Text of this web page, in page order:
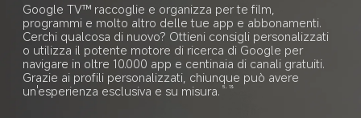
Google TV™ raccoglie e organizza per te film,
programmi e molto altro delle tue app e abbonamenti.
Cerchi qualcosa di nuovo? Ottieni consigli personalizzati
o utilizza il potente motore di ricerca di Google per
navigare in oltre 10.000 app e centinaia di canali gratuiti.
Grazie ai profili personalizzati, chiunque può avere
un'esperienza esclusiva e su misura. 5, 13